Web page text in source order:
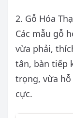
2. Gỗ Hóa
Các mẫu gỗ
vừa phải,
tân, bàn tiếp
trọng, vừa
cực.